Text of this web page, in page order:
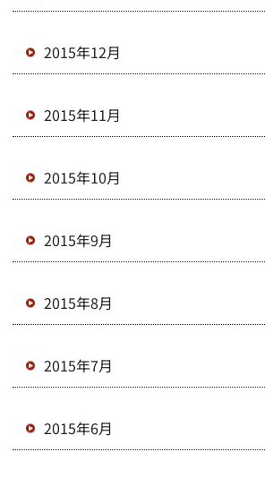
2015年12月
2015年11月
2015年10月
2015年9月
2015年8月
2015年7月
2015年6月